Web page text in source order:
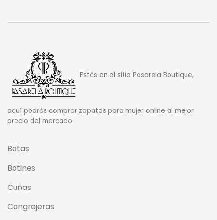
Estás en el sitio Pasarela Boutique,
aquí podrás comprar zapatos para mujer online al mejor
precio del mercado.
Botas
Botines
Cuñas
Cangrejeras